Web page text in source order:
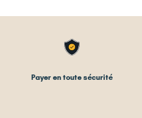
Payer en toute sécurité